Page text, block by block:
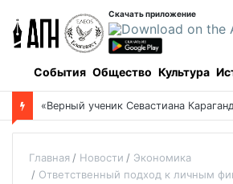
Скачать приложение
События Общество Культура
Главная Новости
Экономика
Ответственный подход к личным